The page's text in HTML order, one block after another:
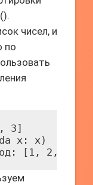
чисел, и
по
3]
x: x)
[1, 2, 3,